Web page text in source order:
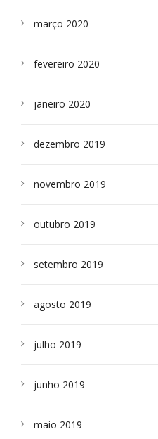
março 2020
fevereiro 2020
janeiro 2020
dezembro 2019
novembro 2019
outubro 2019
setembro 2019
agosto 2019
julho 2019
junho 2019
maio 2019